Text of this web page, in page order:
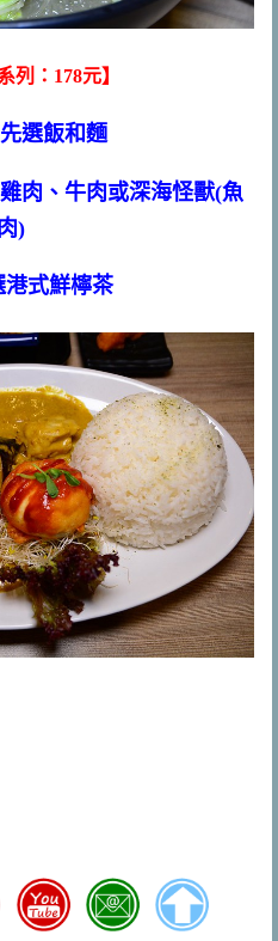
列：178元】
選飯和麵
肉、牛肉或深海怪獸(魚
肉)
港式鮮檸茶